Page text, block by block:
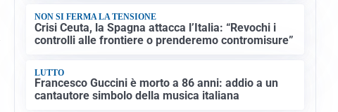
NON SI FERMA LA TENSIONE
Crisi Ceuta, la Spagna attacca l’Italia: “Revochi i
controlli alle frontiere o prenderemo contromisure”
LUTTO
Francesco Guccini è morto a 86 anni: addio a un
cantautore simbolo della musica italiana